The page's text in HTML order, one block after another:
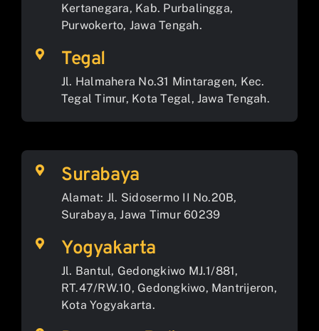
Kertanegara, Kab. Purbalingga,
Purwokerto, Jawa Tengah.
Tegal
Jl. Halmahera No.31 Mintaragen, Kec.
Tegal Timur, Kota Tegal, Jawa Tengah.
Surabaya
Alamat: Jl. Sidosermo II No.20B,
Surabaya, Jawa Timur 60239
Yogyakarta
Jl. Bantul, Gedongkiwo MJ.1/881,
RT.47/RW.10, Gedongkiwo, Mantrijeron,
Kota Yogyakarta.